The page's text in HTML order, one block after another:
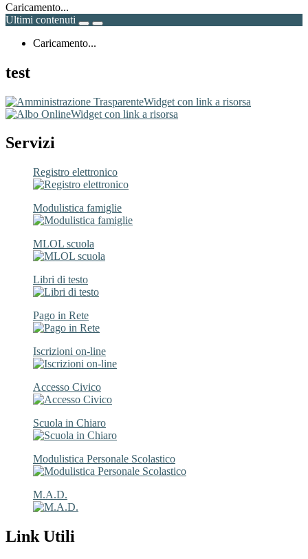
Caricamento...
Ultimi contenuti
Caricamento...
test
Widget con link a risorsa
Widget con link a risorsa
Servizi
Registro elettronico
Modulistica famiglie
MLOL scuola
Libri di testo
Pago in Rete
Iscrizioni on-line
Accesso Civico
Scuola in Chiaro
Modulistica Personale Scolastico
M.A.D.
Link Utili